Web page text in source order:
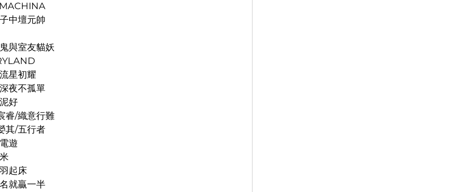
壇元帥
室友貓妖
初耀
不孤單
好
/織意行難
/五行者
遊
起床
贏一半